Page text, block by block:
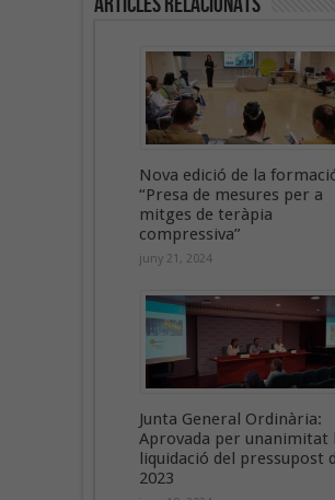
Nova edició de la
“Presa de mesures per a
mitges de teràpia
compressiva”
juny 21, 2024
Junta General Ordinària:
Aprovada per unanimitat
liquidació del pressupost
2023